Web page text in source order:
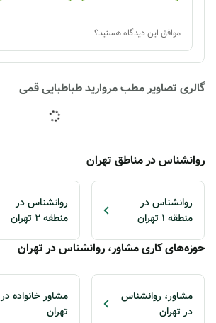
موافق این دیدگاه هستید؟
گالری تصاویر مطب مروارید طباطبایی قمی
روانشناس در مناطق تهران
روانشناس در
منطقه 1 تهران
روانشناس در
منطقه 2 تهران
حوزه‌های کاری مشاور، روانشناس در تهران
مشاور، روانشناس
در تهران
مشاور خانواده در
تهران